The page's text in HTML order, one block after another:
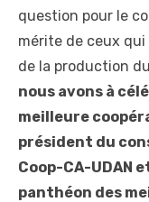
question pour le
mérite de ceux
de la production
nous avons à
meilleure
président du
Coop-CA-UDAN
panthéon des